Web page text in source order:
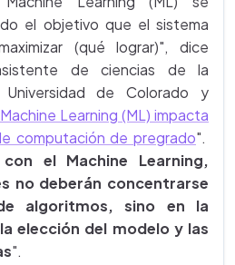
el objetivo que el sistema
(qué lograr)", dice
de ciencias de la
de Colorado y
Learning (ML) impacta
computación de pregrado".
el Machine Learning,
no deberán concentrarse
algoritmos, sino en la
elección del modelo y las
".